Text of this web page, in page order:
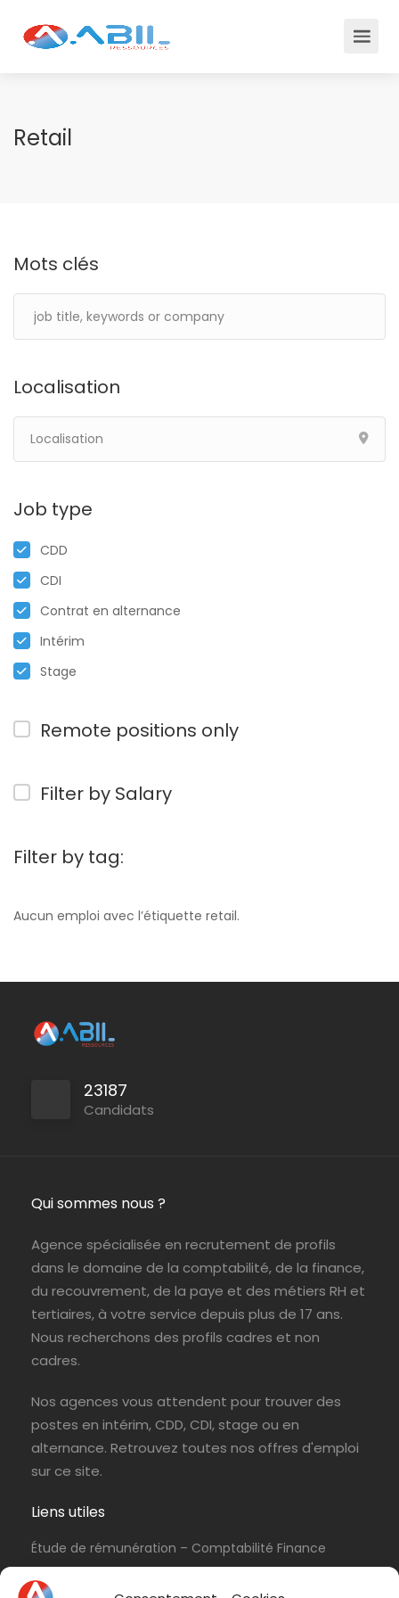
Retail
Mots clés
Localisation
Job type
CDD
CDI
Contrat en alternance
Intérim
Stage
Remote positions only
Filter by Salary
Filter by tag:
Aucun emploi avec l’étiquette retail.
23187
Candidats
Qui sommes nous ?
Agence spécialisée en recrutement de profils
dans le domaine de la comptabilité, de la finance,
du recouvrement, de la paye et des métiers RH et
tertiaires, à votre service depuis plus de 17 ans.
Nous recherchons des profils cadres et non
cadres.
Nos agences vous attendent pour trouver des
postes en intérim, CDD, CDI, stage ou en
alternance. Retrouvez toutes nos offres d'emploi
sur ce site.
Liens utiles
Étude de rémunération – Comptabilité Finance